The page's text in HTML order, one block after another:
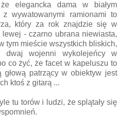
elegancka dama w białym
wywatowanymi ramionami to
który za rok znajdzie się w
- czarno ubrana niewiasta,
tym mieście wszystkich bliskich,
dwaj wojenni wykolejeńcy w
co żyć, że facet w kapeluszu to
patrzący w obiektyw jest
ktoś z gitarą ...
tu torów i ludzi, że splątały się